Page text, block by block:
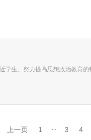
学生、努力提高思想政治教育
上一页 1 ... 3 4